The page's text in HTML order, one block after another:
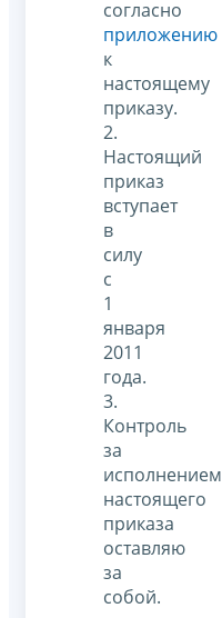
согласно
приложению
к
настоящему
приказу.
2.
Настоящий
приказ
вступает
в
силу
с
1
января
2011
года.
3.
Контроль
за
исполнением
настоящего
приказа
оставляю
за
собой.